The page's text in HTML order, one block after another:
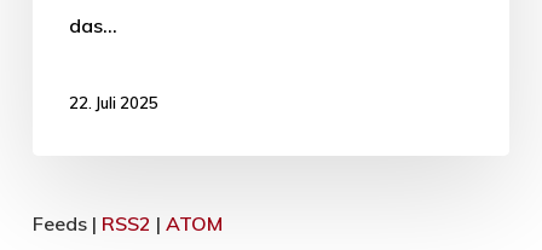
das…
22. Juli 2025
Feeds | RSS2 | ATOM